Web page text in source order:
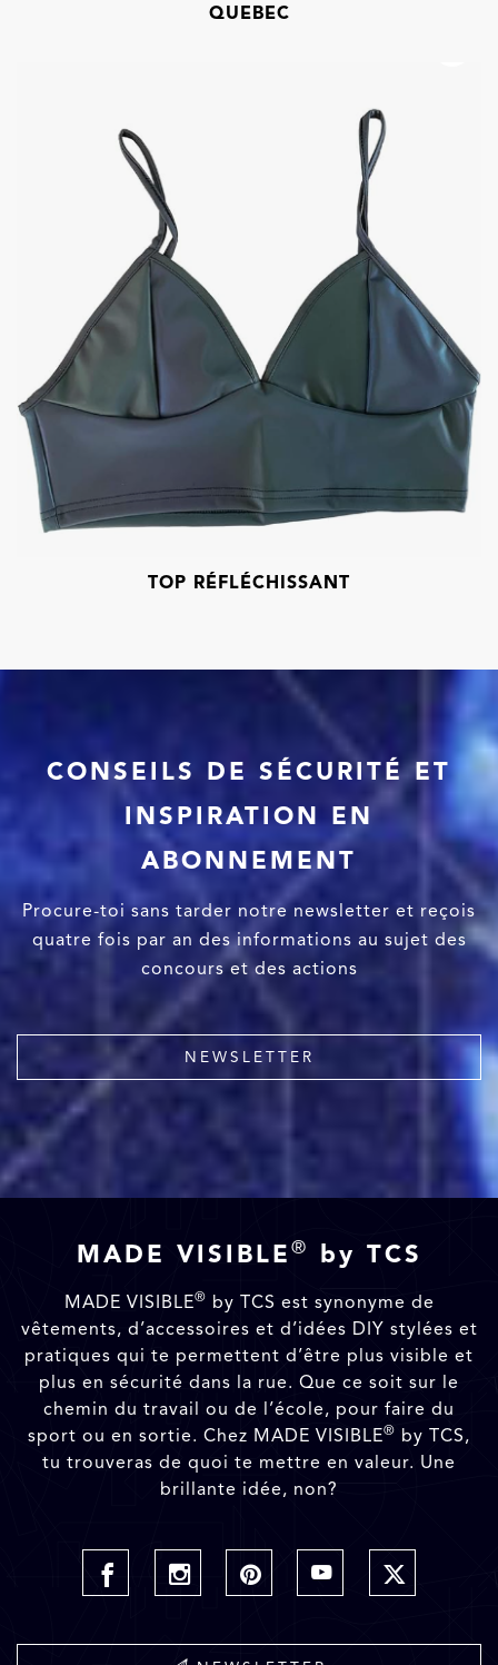
QUEBEC
TOP RÉFLÉCHISSANT
CONSEILS DE SÉCURITÉ ET
INSPIRATION EN
ABONNEMENT
Procure-toi sans tarder notre newsletter et reçois
quatre fois par an des informations au sujet des
concours et des actions
NEWSLETTER
MADE VISIBLE ® by TCS
MADE VISIBLE® by TCS est synonyme de
vêtements, d’accessoires et d’idées DIY stylées et
pratiques qui te permettent d’être plus visible et
plus en sécurité dans la rue. Que ce soit sur le
chemin du travail ou de l’école, pour faire du
sport ou en sortie. Chez MADE VISIBLE® by TCS,
tu trouveras de quoi te mettre en valeur. Une
brillante idée, non?